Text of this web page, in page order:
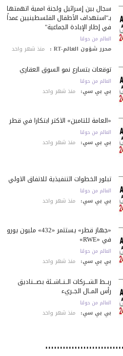
سجال بين إسرائيل ولجنة أممية اتهمتها
بـ"استهداف الأطفال الفلسطينيين عمداً
في إطار الإبادة الجماعية"
العالم من حولنا
محرر شؤون العالم-RT : منذ شهر واحد
توقعات بتسارع نمو السوق العقاري
العالم من حولنا
بي بي سي: منذ شهر واحد
«العامة للتأمين» الأكثر ابتكاراً في قطر
العالم من حولنا
بي بي سي: منذ شهر واحد
تبلور الخطوات التنفيذية للاتفاق الأولي
العالم من حولنا
بي بي سي: منذ شهر واحد
«جهاز قطر» يستثمر «432» مليون يورو
في «RWE»
العالم من حولنا
بي بي سي: منذ شهر واحد
ربــط الشـــركات الــنــاشــئة بصـــناديق
رأس المــال الجــريء
العالم من حولنا
بي بي سي: منذ شهر واحد